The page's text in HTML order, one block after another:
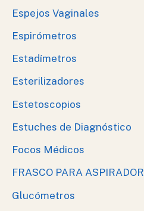
Espejos Vaginales
Espirómetros
Estadímetros
Esterilizadores
Estetoscopios
Estuches de Diagnóstico
Focos Médicos
FRASCO PARA ASPIRADOR
Glucómetros